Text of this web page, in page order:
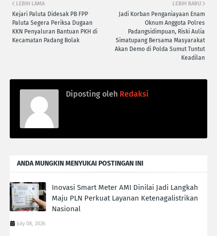
LEBIH BARU
Jadi Korban Penganiayaan Enam
Oknum Anggota Polres
Padangsidimpuan, Riski Aulia
Simatupang Bersama Masyarakat
Akan Demo di Polda Sumut Tuntut
Keadilan
LEBIH LAMA
Kejari Paluta Didesak PB FPP
Paluta Segera Periksa Dugaan
KKN Penyaluran Bantuan PKH di
Kecamatan Padang Bolak
Diposting oleh Redaksi
ANDA MUNGKIN MENYUKAI POSTINGAN INI
Inovasi Smart Meter AMI Dinilai Jadi Langkah
Maju PLN Perkuat Layanan Ketenagalistrikan
Nasional
July 08, 2026